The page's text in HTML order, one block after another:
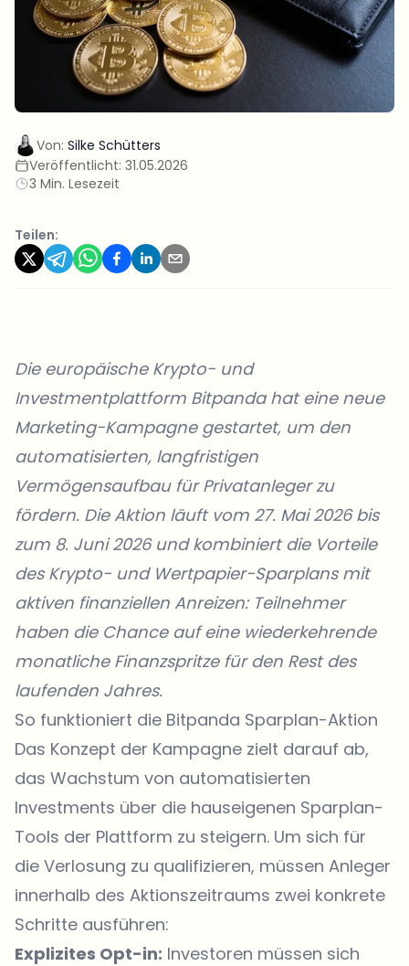
Von: Silke Schütters
Veröffentlicht: 31.05.2026
3 Min. Lesezeit
Teilen:
Die europäische Krypto- und
Investmentplattform Bitpandahat eine neue
Marketing-Kampagne gestartet, um den
automatisierten, langfristigen
Vermögensaufbau für Privatanleger zu
fördern. Die Aktion läuft vom 27. Mai 2026 bis
zum 8. Juni 2026 und kombiniert die Vorteile
des Krypto- und Wertpapier-Sparplans mit
aktiven finanziellen Anreizen: Teilnehmer
haben die Chance auf eine wiederkehrende
monatliche Finanzspritze für den Rest des
laufenden Jahres.
So funktioniert die Bitpanda Sparplan-Aktion
Das Konzept der Kampagne zielt darauf ab,
das Wachstum von automatisierten
Investments über die hauseigenen Sparplan-
Tools der Plattform zu steigern. Um sich für
die Verlosung zu qualifizieren, müssen Anleger
innerhalb des Aktionszeitraums zwei konkrete
Schritte ausführen:
Explizites Opt-in: Investoren müssen sich